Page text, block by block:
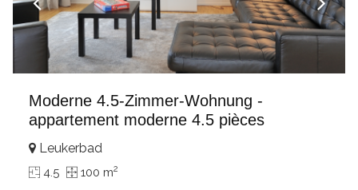
Moderne 4.5-Zimmer-Wohnung -
appartement moderne 4.5 pièces
Leukerbad
4.5 100 m2